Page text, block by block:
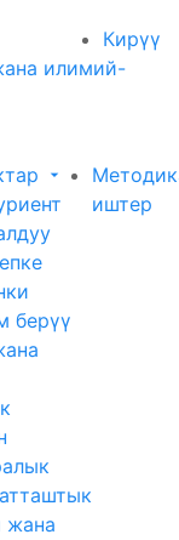
Кирүү
илимий-
берүү
жана
иштер